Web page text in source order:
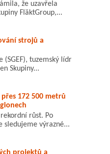
že uzavřela
FläktGroup,...
strojů a
(SGEF), tuzemský lídr
Skupiny...
172 500 metrů
růst. Po
sledujeme výrazné...